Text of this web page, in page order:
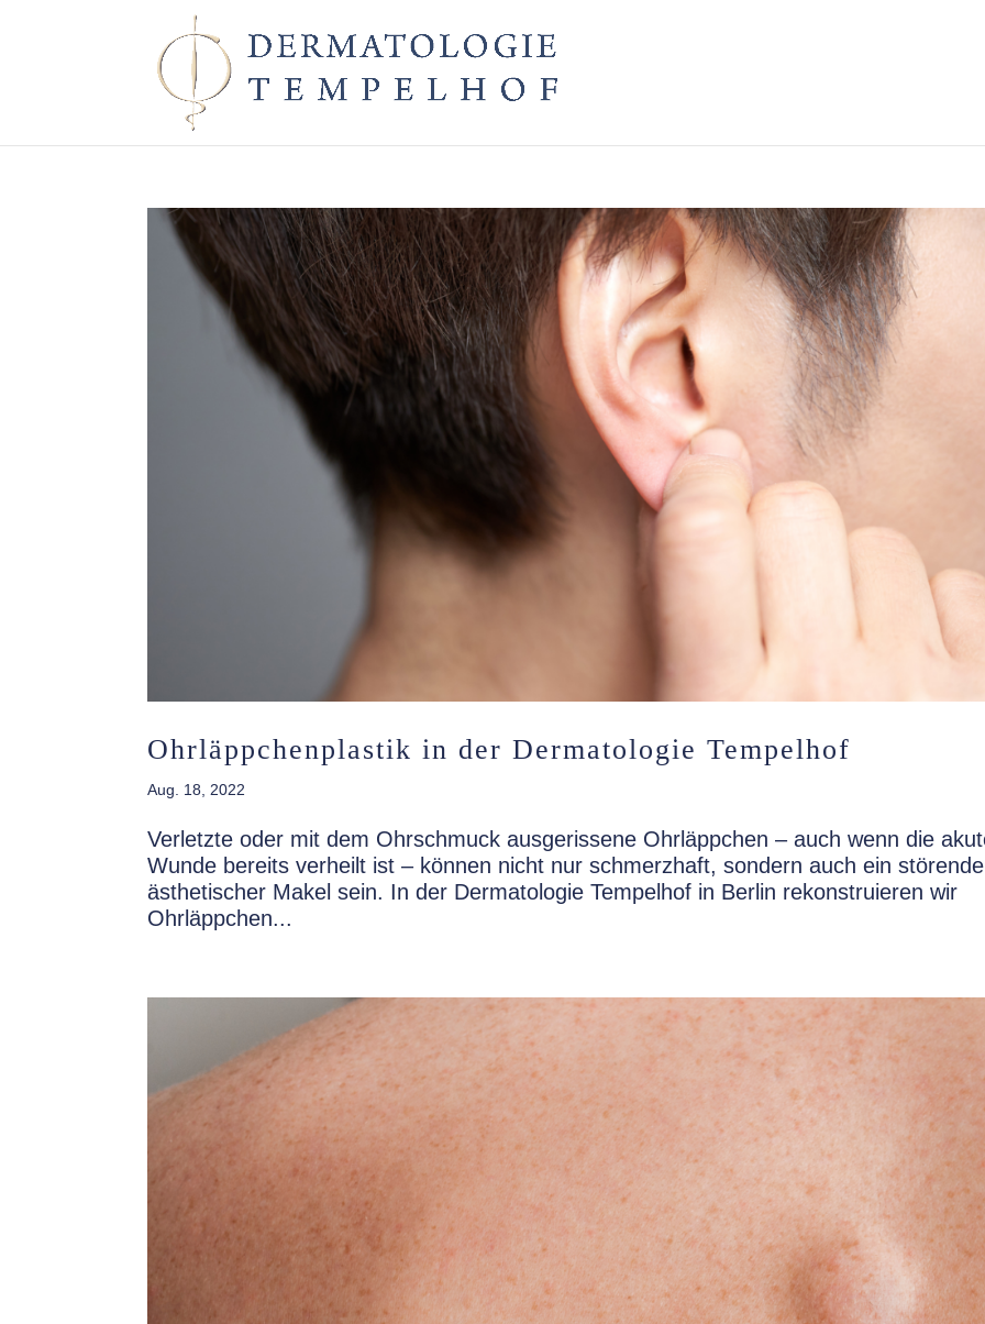
Ohrläppchenplastik in der Dermatologie Tempelhof
Aug. 18, 2022
Verletzte oder mit dem Ohrschmuck ausgerissene Ohrläppchen – auch wenn die
Wunde bereits verheilt ist – können nicht nur schmerzhaft, sondern auch ein
ästhetischer Makel sein. In der Dermatologie Tempelhof in Berlin rekonstruieren wir
Ohrläppchen...